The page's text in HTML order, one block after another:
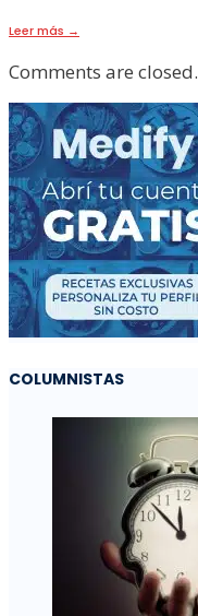
Leer más →
Comments are closed.
COLUMNISTAS